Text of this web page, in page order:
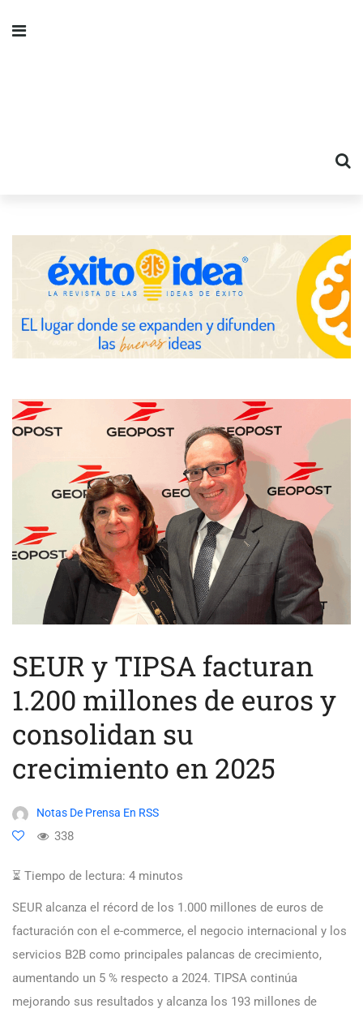
SEUR y TIPSA facturan
1.200 millones de euros y
consolidan su
crecimiento en 2025
Notas De Prensa En RSS
338
⏳ Tiempo de lectura: 4 minutos
SEUR alcanza el récord de los 1.000 millones de euros de
facturación con el e-commerce, el negocio internacional y los
servicios B2B como principales palancas de crecimiento,
aumentando un 5 % respecto a 2024. TIPSA continúa
mejorando sus resultados y alcanza los 193 millones de